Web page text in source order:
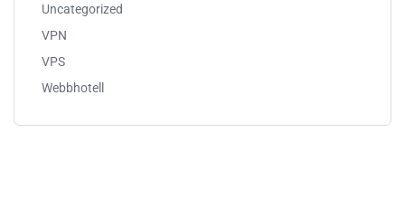
Uncategorized
VPN
VPS
Webbhotell